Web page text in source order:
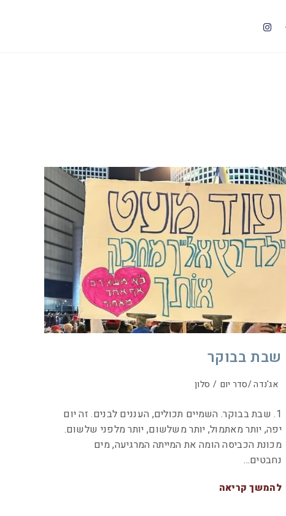
שבת בבוקר
אג'נדה /סדר יום / סלון
1. שבת בבוקר. השמיים תכולים, העננים לבנים. זה יום
יפה, יותר מאתמול, יותר משלשום, יותר מלפני שלשום.
מכונת הכביסה הומה את המייתה המרגיעה, מים
נחבטים…
להמשך קריאה